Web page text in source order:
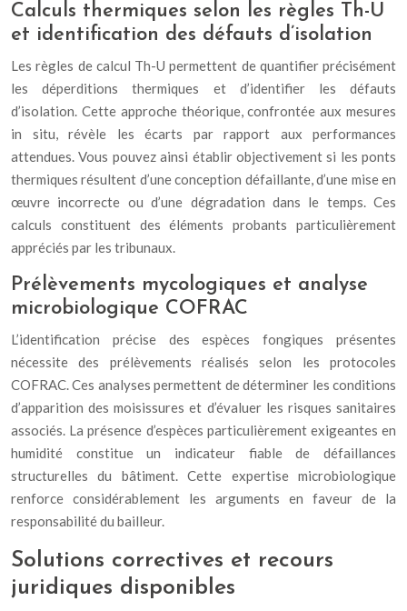
Calculs thermiques selon les règles Th-U
et identification des défauts d’isolation
Les règles de calcul Th-U permettent de quantifier précisément
les déperditions thermiques et d’identifier les défauts
d’isolation. Cette approche théorique, confrontée aux mesures
in situ, révèle les écarts par rapport aux performances
attendues. Vous pouvez ainsi établir objectivement si les ponts
thermiques résultent d’une conception défaillante, d’une mise en
œuvre incorrecte ou d’une dégradation dans le temps. Ces
calculs constituent des éléments probants particulièrement
appréciés par les tribunaux.
Prélèvements mycologiques et analyse
microbiologique COFRAC
L’identification précise des espèces fongiques présentes
nécessite des prélèvements réalisés selon les protocoles
COFRAC. Ces analyses permettent de déterminer les conditions
d’apparition des moisissures et d’évaluer les risques sanitaires
associés. La présence d’espèces particulièrement exigeantes en
humidité constitue un indicateur fiable de défaillances
structurelles du bâtiment. Cette expertise microbiologique
renforce considérablement les arguments en faveur de la
responsabilité du bailleur.
Solutions correctives et recours
juridiques disponibles